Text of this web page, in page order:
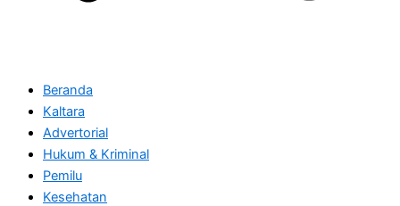
Beranda
Kaltara
Advertorial
Hukum & Kriminal
Pemilu
Kesehatan